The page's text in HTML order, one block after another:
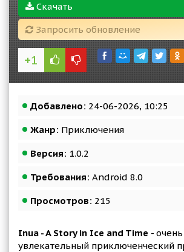
Скачать
Запросить обновление
+1
Добавлено: 24-06-2026, 10:25
Жанр: Приключения
Версия: 1.0.2
Требования: Android 8.0
Просмотров: 215
Inua - A Story in Ice and Time -
увлекательный приключенческий